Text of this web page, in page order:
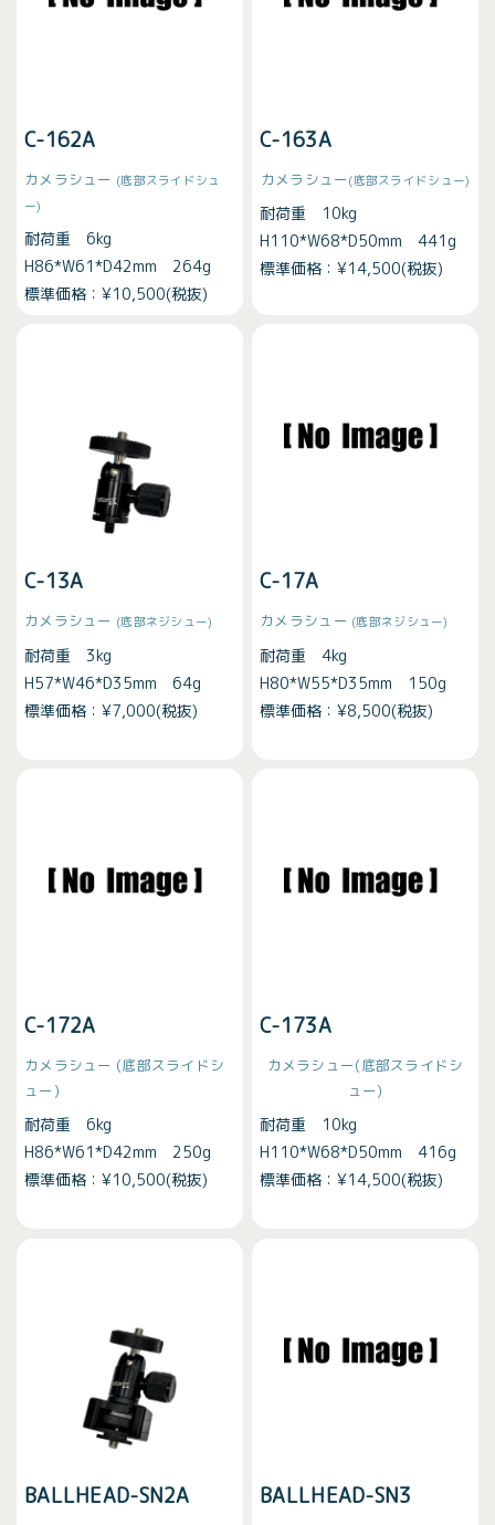
C-162A
カメラシュー (底部スライドシュ
ー)
耐荷重 6kg
H86*W61*D42mm 264g
標準価格：¥10,500(税抜)
C-163A
カメラシュー (底部スライドシュー)
耐荷重 10kg
H110*W68*D50mm 441g
標準価格：¥14,500(税抜)
C-13A
カメラシュー (底部ネジシュー)
耐荷重 3kg
H57*W46*D35mm 64g
標準価格：¥7,000(税抜)
C-17A
カメラシュー (底部ネジシュー)
耐荷重 4kg
H80*W55*D35mm 150g
標準価格：¥8,500(税抜)
C-172A
カメラシュー (底部スライドシ
ュー)
耐荷重 6kg
H86*W61*D42mm 250g
標準価格：¥10,500(税抜)
C-173A
カメラシュー(底部スライドシ
ュー)
耐荷重 10kg
H110*W68*D50mm 416g
標準価格：¥14,500(税抜)
BALLHEAD-SN2A BALLHEAD-SN3